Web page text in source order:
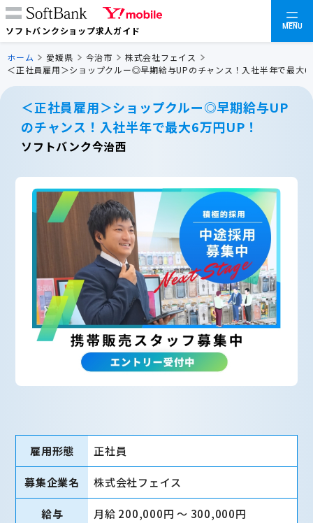
ソフトバンクショップ求人ガイド MENU
ホーム 愛媛県 今治市
株式会社フェイス
＜正社員雇用＞ショップクルー◎早期給与UPのチャンス！入社半年で最大6
＜正社員雇用＞ショップクルー◎早期給与UP
のチャンス！入社半年で最大6万円UP！
ソフトバンク今治西
雇用形態 正社員
募集企業名 株式会社フェイス
給与 月給 200,000円 〜 300,000円